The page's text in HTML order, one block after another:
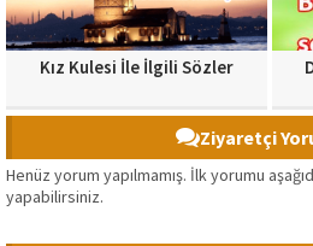
Kız Kulesi İle İlgili Sözler
Ziyaretçi
Henüz yorum yapılmamış. İlk yorumu
yapabilirsiniz.